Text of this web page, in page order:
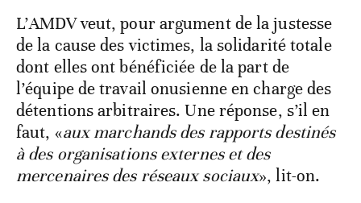
L’AMDV veut, pour argument de la justesse
de la cause des victimes, la solidarité totale
dont elles ont bénéficiée de la part de
l’équipe de travail onusienne en charge des
détentions arbitraires. Une réponse, s’il en
faut, «aux marchands des rapports destinés
à des organisations externes et des
mercenaires des réseaux sociaux», lit-on.